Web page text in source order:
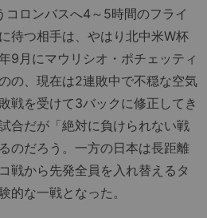
ロンバスへ4～5時間のフライ
待つ相手は、やはり北中米W杯
9月にマウリシオ・ポチェッティ
の、現在は2連敗中で不穏な空気
戦を受けて3バックに修正してき
合だが「絶対に負けられない戦
のだろう。一方の日本は長距離
戦から先発全員を入れ替えるタ
的な一戦となった。